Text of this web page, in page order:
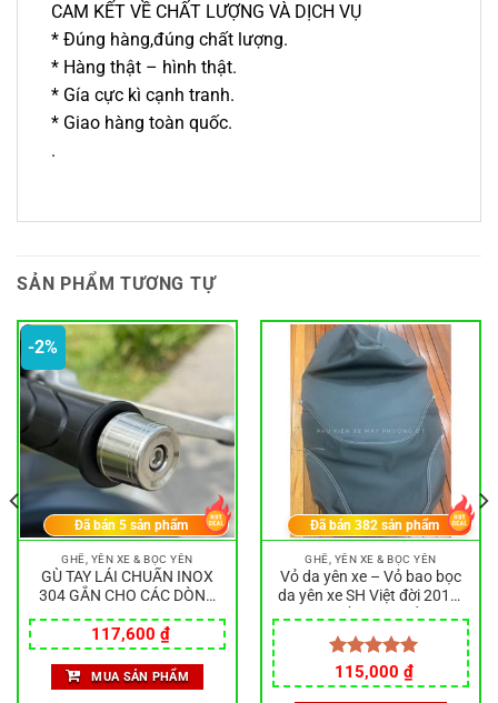
CAM KẾT VỀ CHẤT LƯỢNG VÀ DỊCH VỤ
* Đúng hàng,đúng chất lượng.
* Hàng thật – hình thật.
* Gía cực kì cạnh tranh.
* Giao hàng toàn quốc.
.
SẢN PHẨM TƯƠNG TỰ
-2%
GHẾ, YÊN XE & BỌC YÊN
GÙ TAY LÁI CHUẨN INOX
304 GẮN CHO CÁC DÒNG
cặp gù chống rung –
nguyên khối inox304
Giá
gốc
là:
120,000 ₫.
117,600 ₫Giá
hiện
tại
là:
117,600 ₫.
Đã bán5 sản phẩm
MUA SẢN PHẨM
GHẾ, YÊN XE & BỌC YÊN
Vỏ da yên xe – Vỏ bao bọc
da yên xe SH Việt đời 2012-
trang trí xe máy siêu đẹp
Được xếp
hạng5.00
115,000 ₫
Đã bán382 sản phẩm